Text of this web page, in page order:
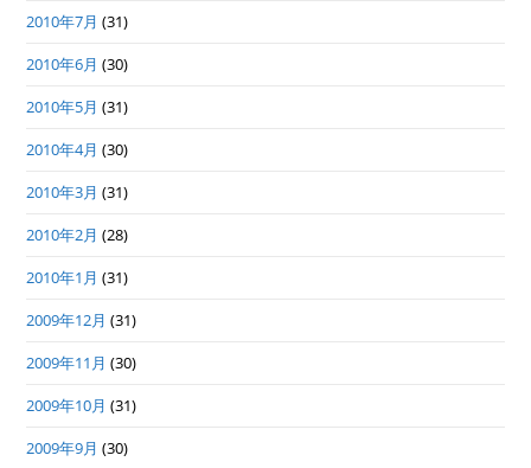
2010年7月 (31)
2010年6月 (30)
2010年5月 (31)
2010年4月 (30)
2010年3月 (31)
2010年2月 (28)
2010年1月 (31)
2009年12月 (31)
2009年11月 (30)
2009年10月 (31)
2009年9月 (30)